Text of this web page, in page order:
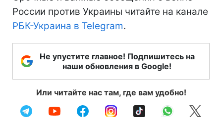
России против Украины читайте на канале
РБК-Украина в Telegram.
Не упустите главное! Подпишитесь на
наши обновления в Google!
Или читайте нас там, где вам удобно!